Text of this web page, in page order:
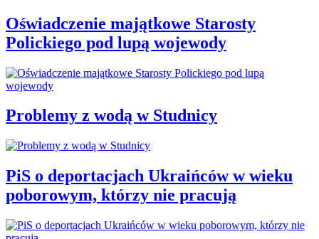
Oświadczenie majątkowe Starosty
Polickiego pod lupą wojewody
Problemy z wodą w Studnicy
PiS o deportacjach Ukraińców w wieku
poborowym, którzy nie pracują